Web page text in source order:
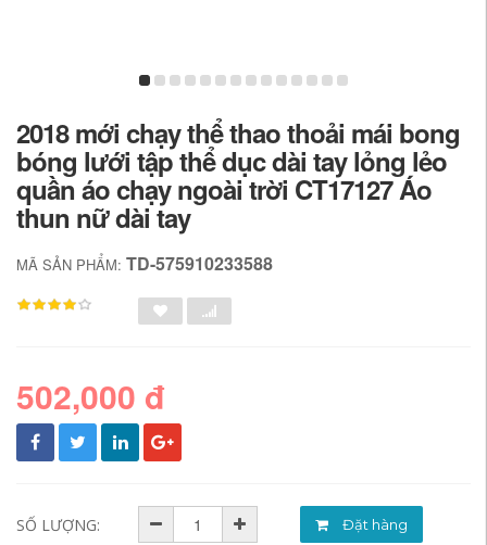
2018 mới chạy thể thao thoải mái bong
bóng lưới tập thể dục dài tay lỏng lẻo
quần áo chạy ngoài trời CT17127 Áo
thun nữ dài tay
MÃ SẢN PHẨM: TD-575910233588
502,000 đ
SỐ LƯỢNG: Đặt hàng